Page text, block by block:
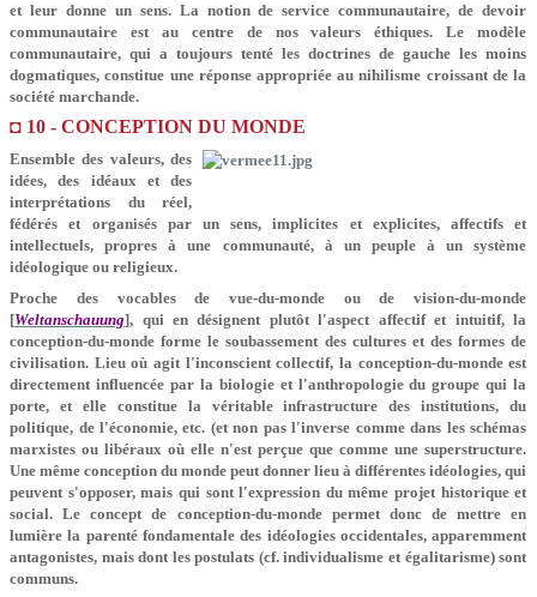
et leur donne un sens. La notion de service communautaire, de devoir
communautaire est au centre de nos valeurs éthiques. Le modèle
communautaire, qui a toujours tenté les doctrines de gauche les moins
dogmatiques, constitue une réponse appropriée au nihilisme croissant de la
société marchande.
◘ 10 - CONCEPTION DU MONDE
Ensemble des valeurs, des
idées, des idéaux et des
interprétations du réel,
fédérés et organisés par un sens, implicites et explicites, affectifs et
intellectuels, propres à une communauté, à un peuple à un système
idéologique ou religieux.
Proche des vocables de vue-du-monde ou de vision-du-monde
[Weltanschauung], qui en désignent plutôt l'aspect affectif et intuitif, la
conception-du-monde forme le soubassement des cultures et des formes de
civilisation. Lieu où agit l'inconscient collectif, la conception-du-monde est
directement influencée par la biologie et l'anthropologie du groupe qui la
porte, et elle constitue la véritable infrastructure des institutions, du
politique, de l'économie, etc. (et non pas l'inverse comme dans les schémas
marxistes ou libéraux où elle n'est perçue que comme une superstructure.
Une même conception du monde peut donner lieu à différentes idéologies, qui
peuvent s'opposer, mais qui sont l'expression du même projet historique et
social. Le concept de conception-du-monde permet donc de mettre en
lumière la parenté fondamentale des idéologies occidentales, apparemment
antagonistes, mais dont les postulats (cf. individualisme et égalitarisme) sont
communs.